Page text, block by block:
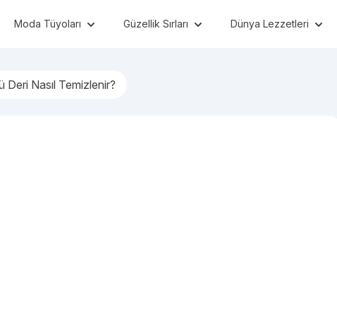
Moda Tüyoları Güzellik Sırları Dünya Lezzetleri
Deri Nasıl Temizlenir?